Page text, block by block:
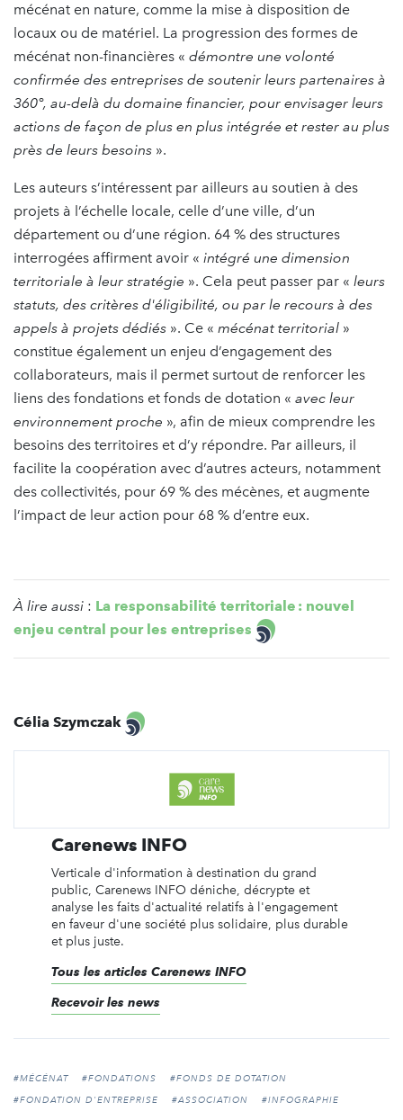
mécénat en nature, comme la mise à disposition de
locaux ou de matériel. La progression des formes de
mécénat non-financières « démontre une volonté
confirmée des entreprises de soutenir leurs partenaires à
360°, au-delà du domaine financier, pour envisager leurs
actions de façon de plus en plus intégrée et rester au plus
près de leurs besoins ».
Les auteurs s’intéressent par ailleurs au soutien à des
projets à l’échelle locale, celle d’une ville, d’un
département ou d’une région. 64 % des structures
interrogées affirment avoir « intégré une dimension
territoriale à leur stratégie ». Cela peut passer par « leurs
statuts, des critères d'éligibilité, ou par le recours à des
appels à projets dédiés ». Ce « mécénat territorial »
constitue également un enjeu d’engagement des
collaborateurs, mais il permet surtout de renforcer les
liens des fondations et fonds de dotation « avec leur
environnement proche », afin de mieux comprendre les
besoins des territoires et d’y répondre. Par ailleurs, il
facilite la coopération avec d’autres acteurs, notamment
des collectivités, pour 69 % des mécènes, et augmente
l’impact de leur action pour 68 % d’entre eux.
À lire aussi : La responsabilité territoriale : nouvel
enjeu central pour les entreprises
Célia Szymczak
Carenews INFO
Verticale d'information à destination du grand
public, Carenews INFO déniche, décrypte et
analyse les faits d'actualité relatifs à l'engagement
en faveur d'une société plus solidaire, plus durable
et plus juste.
Tous les articles Carenews INFO
Recevoir les news
#MÉCÉNAT #FONDATIONS
#FONDS DE DOTATION
#FONDATION D'ENTREPRISE
#ASSOCIATION #INFOGRAPHIE